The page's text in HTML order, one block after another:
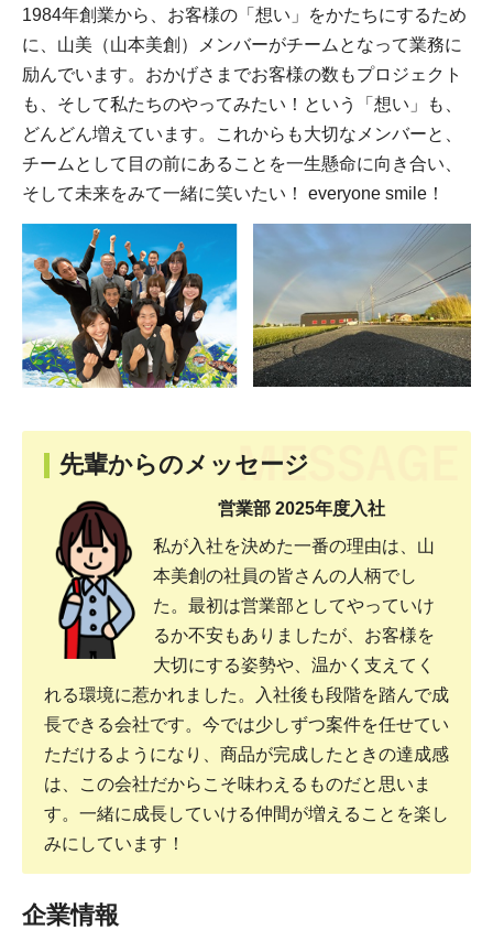
1984年創業から、お客様の「想い」をかたちにするため
に、山美（山本美創）メンバーがチームとなって業務に
励んでいます。おかげさまでお客様の数もプロジェクト
も、そして私たちのやってみたい！という「想い」も、
どんどん増えています。これからも大切なメンバーと、
チームとして目の前にあることを一生懸命に向き合い、
そして未来をみて一緒に笑いたい！ everyone smile！
先輩からのメッセージ
営業部 2025年度入社
私が入社を決めた一番の理由は、山
本美創の社員の皆さんの人柄でし
た。最初は営業部としてやっていけ
るか不安もありましたが、お客様を
大切にする姿勢や、温かく支えてく
れる環境に惹かれました。入社後も段階を踏んで成
長できる会社です。今では少しずつ案件を任せてい
ただけるようになり、商品が完成したときの達成感
は、この会社だからこそ味わえるものだと思いま
す。一緒に成長していける仲間が増えることを楽し
みにしています！
企業情報